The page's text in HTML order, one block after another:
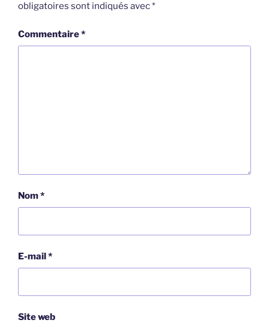
obligatoires sont indiqués avec*
Commentaire*
Nom*
E-mail*
Site web